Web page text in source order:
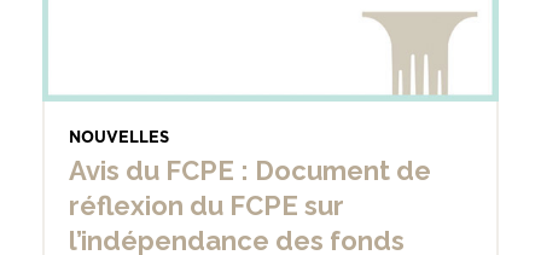
NOUVELLES
Avis du FCPE : Document de
réflexion du FCPE sur
l’indépendance des fonds